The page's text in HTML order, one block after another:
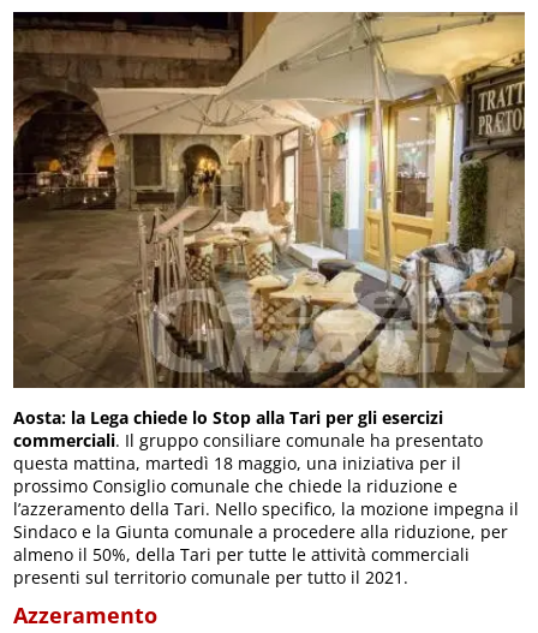
Aosta: la Lega chiede lo Stop alla Tari per gli esercizi
commerciali. Il gruppo consiliare comunale ha presentato
questa mattina, martedì 18 maggio, una iniziativa per il
prossimo Consiglio comunale che chiede la riduzione e
l’azzeramento della Tari. Nello specifico, la mozione impegna il
Sindaco e la Giunta comunale a procedere alla riduzione, per
almeno il 50%, della Tari per tutte le attività commerciali
presenti sul territorio comunale per tutto il 2021.
Azzeramento